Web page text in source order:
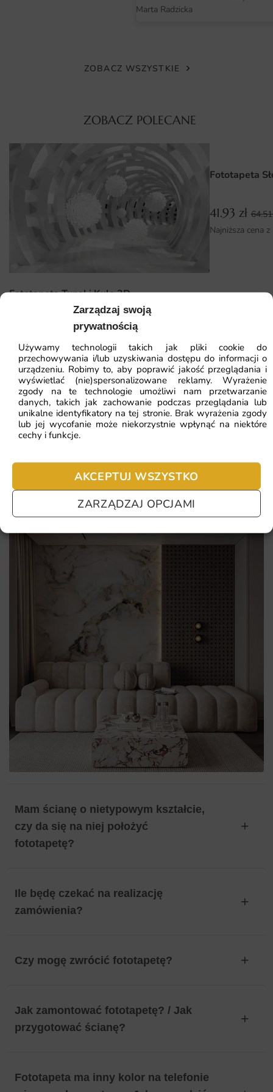
Zarządzaj swoją
prywatnością
Używamy technologii takich jak pliki cookie do
przechowywania i/lub uzyskiwania dostępu do informacji o
urządzeniu. Robimy to, aby poprawić jakość przeglądania i
wyświetlać (nie)spersonalizowane reklamy. Wyrażenie
zgody na te technologie umożliwi nam przetwarzanie
danych, takich jak zachowanie podczas przeglądania lub
unikalne identyfikatory na tej stronie. Brak wyrażenia zgody
lub jej wycofanie może niekorzystnie wpłynąć na niektóre
cechy i funkcje.
AKCEPTUJ WSZYSTKO
ZARZĄDZAJ OPCJAMI
Możliwość aranżacji zarówno w domowych, jak i
Marta Radzicka
ZOBACZ WSZYSTKIE
ZOBACZ POLECANE
Fototapeta Tunel i Kule 3D
64.51zł
Najniższa cena z 30 dni:41.93 zł
Fototapeta
41.93 zł
Najniższa cena
ZOBACZ WSZYSTKIE
Najczęściej zadawane pytania
nie chcesz czekać – sprawdź najczęściej zadawane pytania.
Mam ścianę o nietypowym kształcie,
czy da się na niej położyć
fototapetę?
Ile będę czekać na realizację
zamówienia?
Czy mogę zwrócić fototapetę?
Jak zamontować fototapetę? / Jak
przygotować ścianę?
Fototapeta ma inny kolor na telefonie